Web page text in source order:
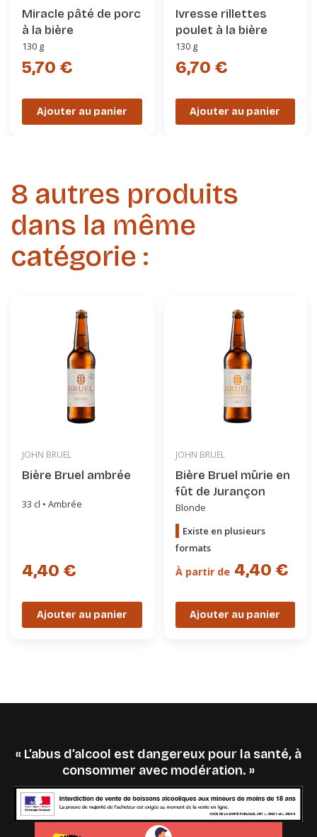
Miracle pâté de porc
à la bière
130 g
5,70 €
Ajouter au panier
Ivresse rillettes
poulet à la bière
130 g
6,70 €
Ajouter au panier
8 autres produits
dans la même
catégorie :
JOHN BRUEL
Bière Bruel ambrée
33 cl • Ambrée
4,40 €
Ajouter au panier
JOHN BRUEL
Bière Bruel mûrie en
fût de Jurançon
Blonde
Existe en plusieurs
formats
À partir de 4,40 €
Ajouter au panier
« L’abus d’alcool est dangereux pour la santé, à
consommer avec modération. »